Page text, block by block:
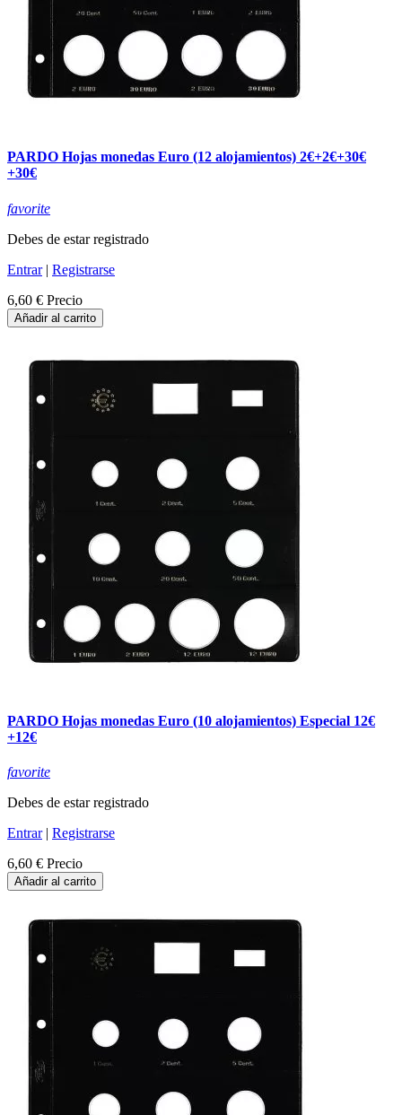
PARDO Hojas monedas Euro (12 alojamientos) 2€+2€+30€
+30€
favorite
Debes de estar registrado
Entrar| Registrarse
6,60 € Precio
Añadir al carrito
PARDO Hojas monedas Euro (10 alojamientos) Especial 12€
+12€
favorite
Debes de estar registrado
Entrar| Registrarse
6,60 € Precio
Añadir al carrito